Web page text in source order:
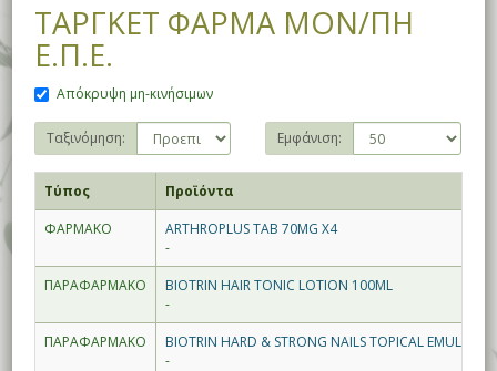
ΤΑΡΓΚΕΤ ΦΑΡΜΑ ΜΟΝ/ΠΗ
Ε.Π.Ε.
Απόκρυψη μη-κινήσιμων
Ταξινόμηση: Εμφάνιση:
Τύπος
Προϊόντα
ΦΑΡΜΑΚΟ
ARTHROPLUS TAB 70MG X4
-
ΠΑΡΑΦΑΡΜΑΚΟ
BIOTRIN HAIR TONIC LOTION 100ML
-
ΠΑΡΑΦΑΡΜΑΚΟ
BIOTRIN HARD & STRONG NAILS TOPICAL
-